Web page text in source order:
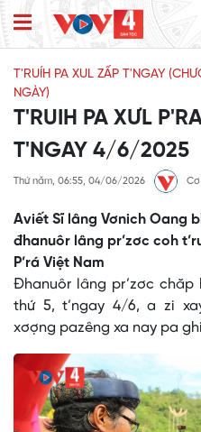
T'RUÍH PA XUL ZẤP T'NGAY
NGÀY)
T'RUIH PA XƯL
T'NGAY 4/6/2025
Thứ năm, 06:55, 04/06/2026 Cơ
Aviết Sĩ lâng Vơnich Oang
đhanuôr lâng pr’zơc coh
P’rá Việt Nam
Đhanuôr lâng pr’zơc chăp
thứ 5, t’ngay 4/6, a zi
xơợng pazêng xa nay pa